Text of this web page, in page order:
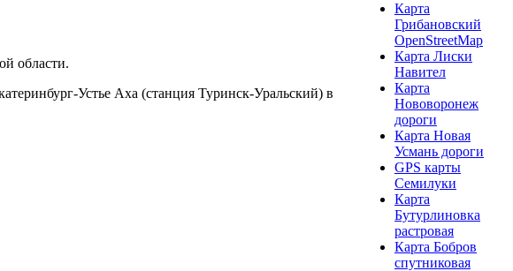
области.
Устье Аха (станция Туринск-Уральский) в
Карта
Грибановский
OpenStreetMap
Карта Лиски
Навител
Карта
Нововоронеж
дороги
Карта Новая
Усмань дороги
GPS карты
Семилуки
Карта
Бутурлиновка
растровая
Карта Бобров
спутниковая